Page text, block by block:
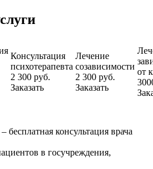
Консультация
психотерапевта
2 300 руб.
Заказать
Лечение
созависимости
2 300 руб.
Заказать
от
консультация врача
в госучреждения,